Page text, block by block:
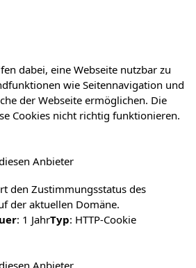
dabei, eine Webseite nutzbar zu
wie Seitennavigation und
der Webseite ermöglichen. Die
Cookies nicht richtig funktionieren.
Anbieter
den Zustimmungsstatus des
der aktuellen Domäne.
: 1 JahrTyp: HTTP-Cookie
Anbieter